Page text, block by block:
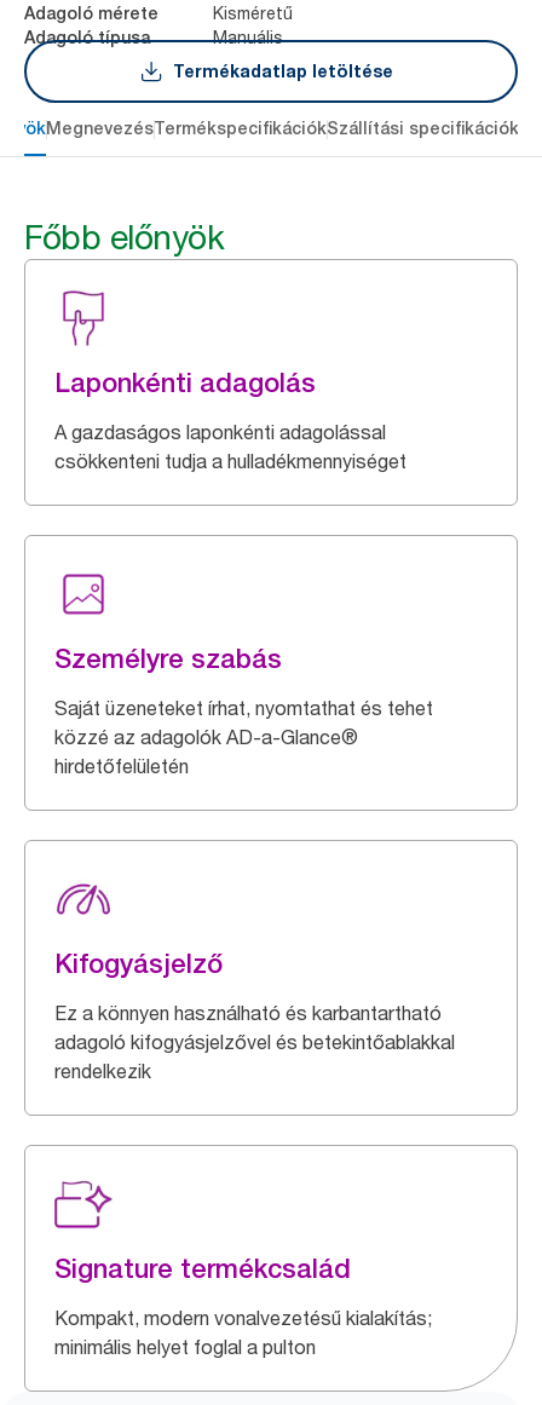
Adagoló mérete Kisméretű
Adagoló típusa
Manuális
Termékadatlap letöltése
MegnevezésTermékspecifikációkSzállítási specifikációk
Főbb előnyök
Laponkénti adagolás
A gazdaságos laponkénti adagolással
csökkenteni tudja a hulladékmennyiséget
Személyre szabás
Saját üzeneteket írhat, nyomtathat és tehet
közzé az adagolók AD-a-Glance®
hirdetőfelületén
Kifogyásjelző
Ez a könnyen használható és karbantartható
adagoló kifogyásjelzővel és betekintőablakkal
rendelkezik
Signature termékcsalád
Kompakt, modern vonalvezetésű kialakítás;
minimális helyet foglal a pulton